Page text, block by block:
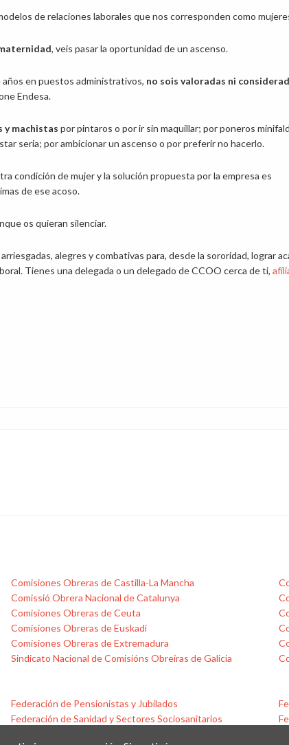
de relaciones laborales que nos corresponden como
, veis pasar la oportunidad de un ascenso.
en puestos administrativos, no sois valoradas ni
Endesa.
y machistas por pintaros o por ir sin maquillar; por poneros
seria; por ambicionar un ascenso o por preferir no hacerlo.
condición de mujer y la solución propuesta por la empresa es
de ese acoso.
os quieran silenciar.
alegres y combativas para, desde la sororidad, lograr
Tienes una delegada o un delegado de CCOO cerca de ti,
Comisiones Obreras de Castilla-La Mancha
Comissió Obrera Nacional de Catalunya
Comisiones Obreras de Ceuta
Comisiones Obreras de Euskadi
Comisiones Obreras de Extremadura
Sindicato Nacional de Comisións Obreiras de Galicia
Federación de Pensionistas y Jubilados
Federación de Sanidad y Sectores Sociosanitarios